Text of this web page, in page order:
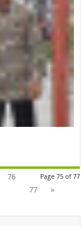
Page 75 of 77
76
77
»